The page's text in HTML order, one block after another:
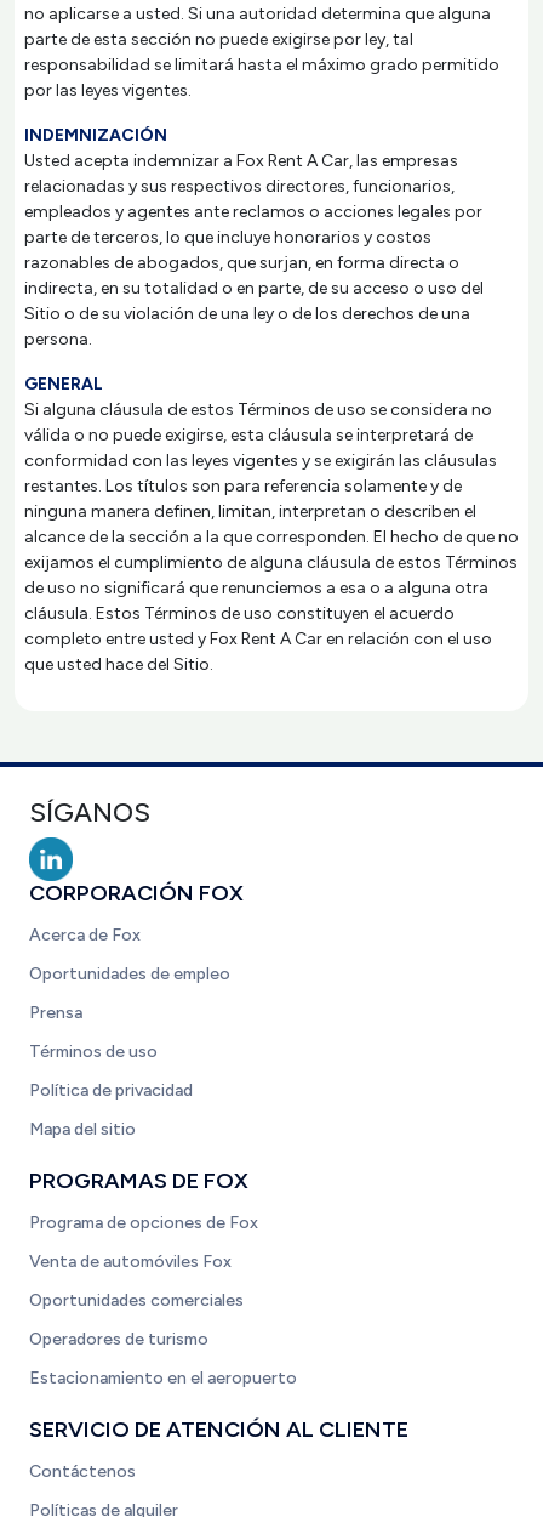
no aplicarse a usted. Si una autoridad determina que alguna
parte de esta sección no puede exigirse por ley, tal
responsabilidad se limitará hasta el máximo grado permitido
por las leyes vigentes.
INDEMNIZACIÓN
Usted acepta indemnizar a Fox Rent A Car, las empresas
relacionadas y sus respectivos directores, funcionarios,
empleados y agentes ante reclamos o acciones legales por
parte de terceros, lo que incluye honorarios y costos
razonables de abogados, que surjan, en forma directa o
indirecta, en su totalidad o en parte, de su acceso o uso del
Sitio o de su violación de una ley o de los derechos de una
persona.
GENERAL
Si alguna cláusula de estos Términos de uso se considera no
válida o no puede exigirse, esta cláusula se interpretará de
conformidad con las leyes vigentes y se exigirán las cláusulas
restantes. Los títulos son para referencia solamente y de
ninguna manera definen, limitan, interpretan o describen el
alcance de la sección a la que corresponden. El hecho de que no
exijamos el cumplimiento de alguna cláusula de estos Términos
de uso no significará que renunciemos a esa o a alguna otra
cláusula. Estos Términos de uso constituyen el acuerdo
completo entre usted y Fox Rent A Car en relación con el uso
que usted hace del Sitio.
SÍGANOS
CORPORACIÓN FOX
Acerca de Fox
Oportunidades de empleo
Prensa
Términos de uso
Política de privacidad
Mapa del sitio
PROGRAMAS DE FOX
Programa de opciones de Fox
Venta de automóviles Fox
Oportunidades comerciales
Operadores de turismo
Estacionamiento en el aeropuerto
SERVICIO DE ATENCIÓN AL CLIENTE
Contáctenos
Políticas de alquiler